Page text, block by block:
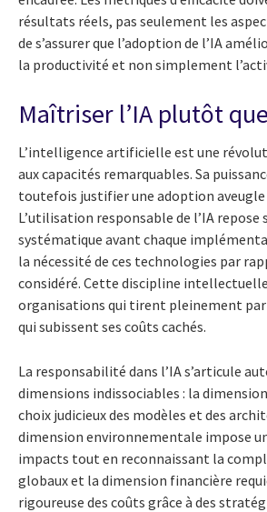
résultats réels, pas seulement les
de s’assurer que l’adoption de l’IA
la productivité et non simplement
Maîtriser l’IA plutôt
L’intelligence artificielle est une
aux capacités remarquables. Sa
toutefois justifier une adoption aveugle
L’utilisation responsable de l’IA repose
systématique avant chaque
la nécessité de ces technologies par
considéré. Cette discipline
organisations qui tirent pleinement
qui subissent ses coûts cachés.
La responsabilité dans l’IA s’articule
dimensions indissociables : la
choix judicieux des modèles et des
dimension environnementale impose
impacts tout en reconnaissant la
globaux et la dimension financière
rigoureuse des coûts grâce à des